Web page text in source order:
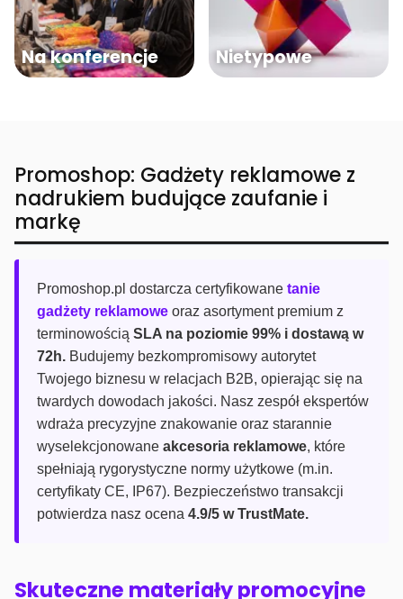
Na konferencje Nietypowe
Promoshop: Gadżety reklamowe z
nadrukiem budujące zaufanie i
markę
Promoshop.pl dostarcza certyfikowane tanie
gadżety reklamowe oraz asortyment premium z
terminowością SLA na poziomie 99% i dostawą w
72h. Budujemy bezkompromisowy autorytet
Twojego biznesu w relacjach B2B, opierając się na
twardych dowodach jakości. Nasz zespół ekspertów
wdraża precyzyjne znakowanie oraz starannie
wyselekcjonowane akcesoria reklamowe, które
spełniają rygorystyczne normy użytkowe (m.in.
certyfikaty CE, IP67). Bezpieczeństwo transakcji
potwierdza nasz ocena 4.9/5 w TrustMate.
Skuteczne materiały promocyjne